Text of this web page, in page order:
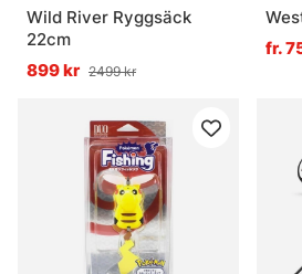
Wild River Ryggsäck
22cm
899 kr 2499 kr
fr.